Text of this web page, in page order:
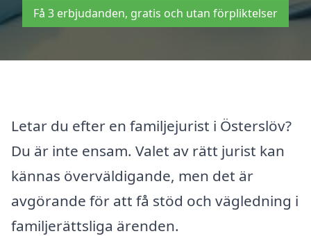
Få 3 erbjudanden, gratis och utan förpliktelser
Letar du efter en familjejurist i Österslöv?
Du är inte ensam. Valet av rätt jurist kan
kännas överväldigande, men det är
avgörande för att få stöd och vägledning i
familjerättsliga ärenden.